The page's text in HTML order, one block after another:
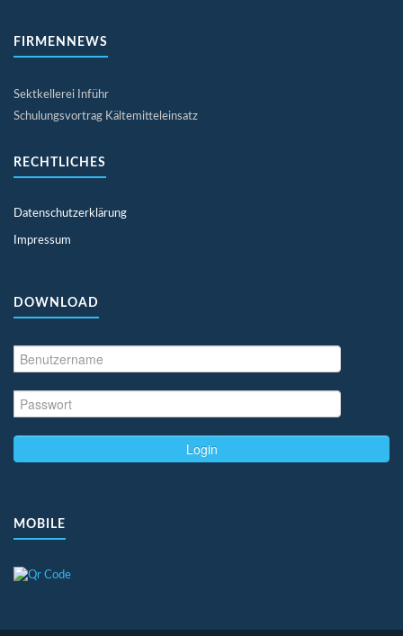
FIRMENNEWS
Sektkellerei Inführ
Schulungsvortrag Kältemitteleinsatz
RECHTLICHES
Datenschutzerklärung
Impressum
DOWNLOAD
Login
MOBILE